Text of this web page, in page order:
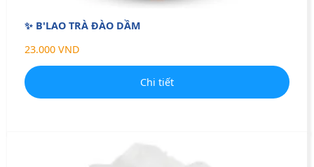
✨ B'LAO TRÀ ĐÀO DẦM
23.000 VND
Chi tiết